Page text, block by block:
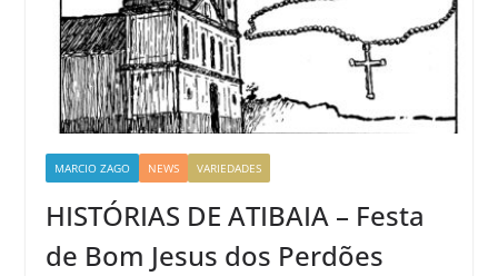
MARCIO ZAGO NEWS VARIEDADES
HISTÓRIAS DE ATIBAIA – Festa
de Bom Jesus dos Perdões